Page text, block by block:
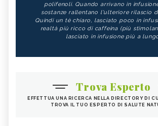
polifenoli. Quando arrivano in
sostanze rallentano l'ulteriore rilascio
Quindi un tè chiaro, lasciato poco in
realtà più ricco di caffeina (più
lasciato in infusione più a
Trova Esperto
EFFETTUA UNA RICERCA NELLA DIRECTORY DI
TROVA IL TUO ESPERTO DI SALUTE